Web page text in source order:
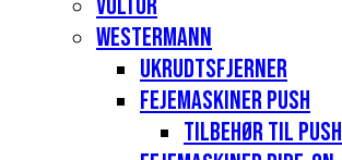
Westermann
Ukrudtsfjerner
Fejemaskiner Push
Tilbehør til push